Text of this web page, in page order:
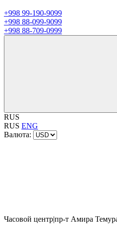
+998 99-190-9099
+998 88-099-9099
+998 88-709-0999
RUS
RUS ENG
Валюта:
Часовой центр|пр-т Амира